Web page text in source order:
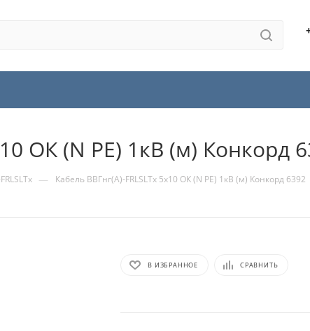
ОК (N PE) 1кВ (м) Конкорд
— Кабель ВВГнг(А)-FRLSLTx 5х10 ОК (N PE) 1кВ (м) Конкорд 6392
В ИЗБРАННОЕ СРАВНИТЬ